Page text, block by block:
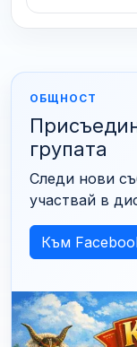
ОБЩНОСТ
групата
Следи нови
участвай в
Към